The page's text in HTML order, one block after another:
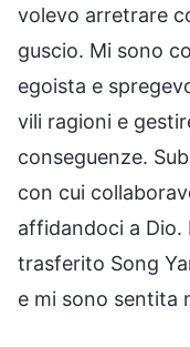
volevo arretrare
guscio. Mi sono
egoista e
vili ragioni e
conseguenze.
con cui
affidandoci a Dio.
trasferito Song
e mi sono sentita